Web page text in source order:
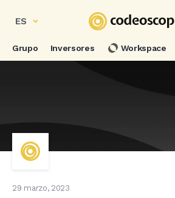
ES
Grupo Inversores Workspace
29 marzo, 2023